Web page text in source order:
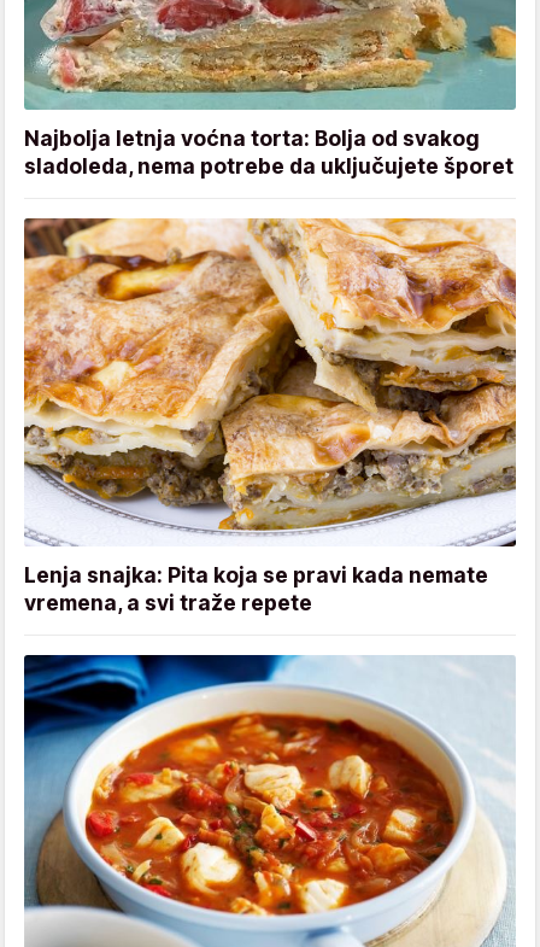
Najbolja letnja voćna torta: Bolja od svakog
sladoleda, nema potrebe da uključujete šporet
Lenja snajka: Pita koja se pravi kada nemate
vremena, a svi traže repete